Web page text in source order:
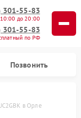
301-55-83
10:00 до 20:00
301-55-83
по РФ
Позвонить
в Орле